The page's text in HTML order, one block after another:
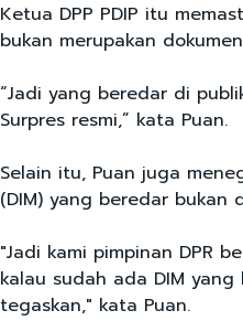
Ketua DPP PDIP itu
bukan merupakan
“Jadi yang beredar di
Surpres resmi,” kata Puan.
Selain itu, Puan juga
(DIM) yang beredar bukan
"Jadi kami pimpinan DPR
kalau sudah ada DIM
tegaskan," kata Puan.